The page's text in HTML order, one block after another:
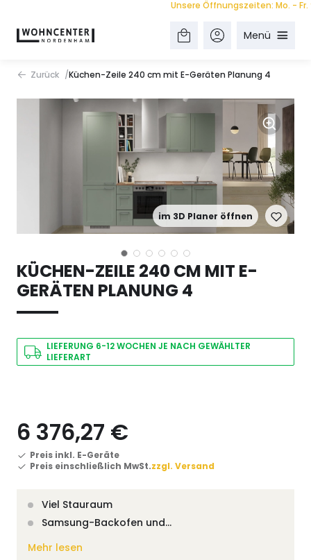
Unsere Öffnungszeiten: Mo. - Fr.
Menü
Zurück Küchen-Zeile 240 cm mit E-Geräten Planung 4
im 3D Planer öffnen
KÜCHEN-ZEILE 240 CM MIT E-
GERÄTEN PLANUNG 4
LIEFERUNG 6-12 WOCHEN JE NACH GEWÄHLTER
LIEFERART
6 376,27 €
Preis inkl. E-Geräte
Preis einschließlich MwSt.zzgl. Versand
Viel Stauraum
Samsung-Backofen und…
Mehr lesen